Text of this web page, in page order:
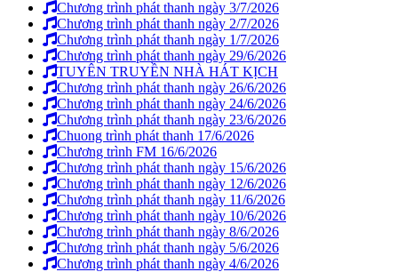
Chương trình phát thanh ngày 3/7/2026
Chương trình phát thanh ngày 2/7/2026
Chương trình phát thanh ngày 1/7/2026
Chương trình phát thanh ngày 29/6/2026
TUYÊN TRUYỀN NHÀ HÁT KỊCH
Chương trình phát thanh ngày 26/6/2026
Chương trình phát thanh ngày 24/6/2026
Chương trình phát thanh ngày 23/6/2026
Chuong trình phát thanh 17/6/2026
Chương trình FM 16/6/2026
Chương trình phát thanh ngày 15/6/2026
Chương trình phát thanh ngày 12/6/2026
Chương trình phát thanh ngày 11/6/2026
Chương trình phát thanh ngày 10/6/2026
Chương trình phát thanh ngày 8/6/2026
Chương trình phát thanh ngày 5/6/2026
Chương trình phát thanh ngày 4/6/2026